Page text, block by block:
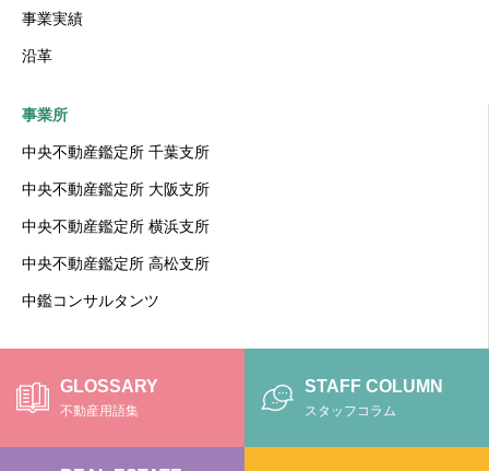
事業実績
沿革
事業所
中央不動産鑑定所 千葉支所
中央不動産鑑定所 大阪支所
中央不動産鑑定所 横浜支所
中央不動産鑑定所 高松支所
中鑑コンサルタンツ
GLOSSARY
不動産用語集
STAFF COLUMN
スタッフコラム